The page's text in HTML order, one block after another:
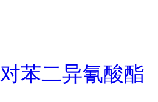
对苯二异氰酸酯